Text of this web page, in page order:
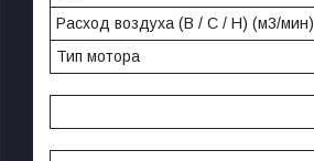
Расход воздуха (В / С / Н) (м3/мин)
Тип мотора